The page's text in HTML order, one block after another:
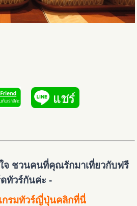
จ ชวนคนที่คุณรักมาเที่ยวกับฟรี
ดทัวร์กันค่ะ -
กรมทัวร์ญี่ปุ่นคลิกที่นี่